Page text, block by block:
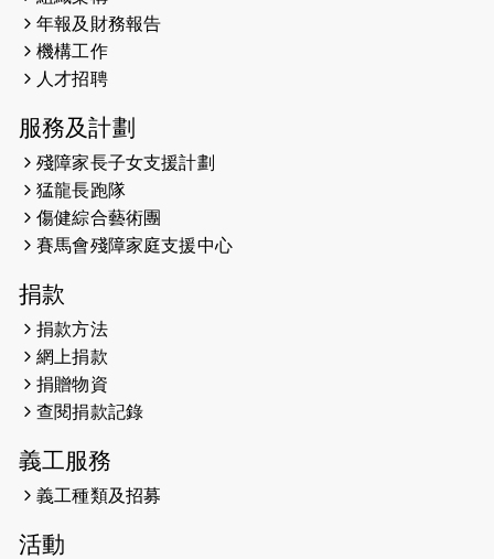
2025-02-06
2025-02-05
馬拉松與猛龍國際共融大使Lukas
2024-12-31
2024-12-10
年報及財務報告
機構工作
人才招聘
服務及計劃
殘障家長子女支援計劃
猛龍長跑隊
傷健綜合藝術團
賽馬會殘障家庭支援中心
捐款
捐款方法
網上捐款
捐贈物資
查閱捐款記錄
義工服務
義工種類及招募
活動